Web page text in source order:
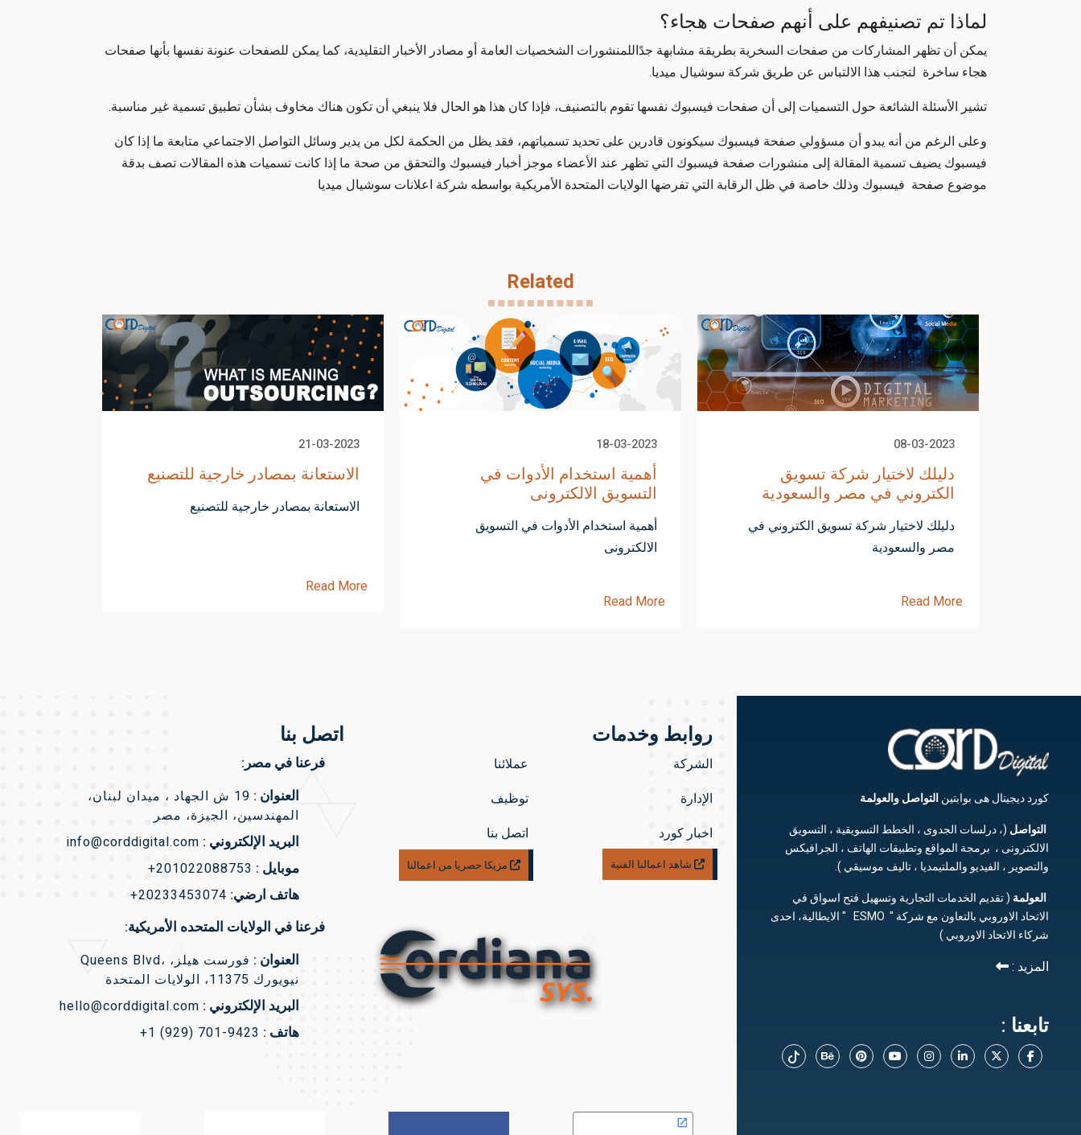
لماذا تم تصنيفهم على أنهم صفحات هجاء؟
يمكن أن تظهر المشاركات من صفحات السخرية بطريقة مشابهة جدًاللمنشورات الشخصيات العامة أو مصادر الأخبار التقليدية، كما يمكن للصفحات عنونة نفسها بأنها صفحات
هجاء ساخرة لتجنب هذا الالتباس عن طريق شركة سوشيال ميديا.
تشير الأسئلة الشائعة حول التسميات إلى أن صفحات فيسبوك نفسها تقوم بالتصنيف، فإذا كان هذا هو الحال فلا ينبغي أن تكون هناك مخاوف بشأن تطبيق تسمية غير مناسبة.
وعلى الرغم من أنه يبدو أن مسؤولي صفحة فيسبوك سيكونون قادرين على تحديد تسمياتهم، فقد يظل من الحكمة لكل من يدير وسائل التواصل الاجتماعي متابعة ما إذا كان
فيسبوك يضيف تسمية المقالة إلى منشورات صفحة فيسبوك التي تظهر عند الأعضاء موجز أخبار فيسبوك والتحقق من صحة ما إذا كانت تسميات هذه المقالات تصف بدقة
موضوع صفحة فيسبوك وذلك خاصة في ظل الرقابة التي تفرضها الولايات المتحدة الأمريكية بواسطه شركة اعلانات سوشيال ميديا
Related
21-03-2023
الاستعانة بمصادر خارجية للتصنيع
الاستعانة بمصادر خارجية للتصنيع
Read More
18-03-2023
أهمية استخدام الأدوات في
التسويق الالكترونى
أهمية استخدام الأدوات في التسويق
الالكترونى
Read More
08-03-2023
دليلك لاختيار شركة تسويق
الكتروني في مصر والسعودية
دليلك لاختيار شركة تسويق الكتروني في
مصر والسعودية
Read More
كورد ديجيتال هى بوابتينالتواصلوالعولمة
التواصل (، درلسات الجدوى ، الخطط التسويقية ، التسويق
الالكترونى ، برمجة المواقع وتطبيقات الهاتف ، الجرافيكس
والتصوير ، الفيديو والملتيمديا ، تاليف موسيقي ).
العولمة ( تقديم الخدمات التجارية وتسهيل فتح اسواق في
الاتحاد الاوروبي بالتعاون مع شركة " ESMO " الايطالية، احدى
شركاء الاتحاد الاوروبي )
المزيد :
تابعنا :
روابط وخدمات
الشركة
الإدارة
اخبار كورد
شاهد اعمالنا الفنية
عملائنا
توظيف
اتصل بنا
مزيكا حصريا من اعمالنا
اتصل بنا
فرعنا في مصر:
العنوان :
19 ش الجهاد ، ميدان لبنان،
المهندسين، الجيزة، مصر
البريد الإلكتروني : info@corddigital.com
موبايل : +201022088753
هاتف ارضي: +20233453074
فرعنا في الولايات المتحده الأمريكية:
العنوان :
Queens Blvd، فورست هيلز،
نيويورك 11375، الولايات المتحدة
البريد الإلكتروني : hello@corddigital.com
هاتف : +1 (929) 701-9423